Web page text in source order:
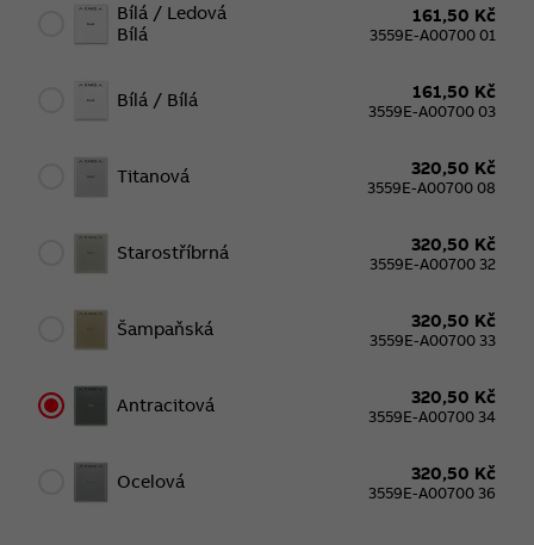
Bílá / Ledová
Bílá
161,50 Kč
3559E-A00700 01
Bílá / Bílá 161,50 Kč
3559E-A00700 03
Titanová 320,50 Kč
3559E-A00700 08
Starostříbrná 320,50 Kč
3559E-A00700 32
Šampaňská 320,50 Kč
3559E-A00700 33
Antracitová 320,50 Kč
3559E-A00700 34
Ocelová 320,50 Kč
3559E-A00700 36